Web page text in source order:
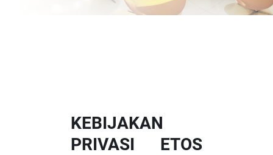
KEBIJAKAN
PRIVASI ETOS